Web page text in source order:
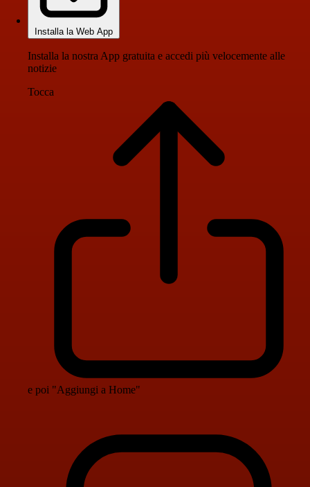
Installa la Web App
Installa la nostra App gratuita e accedi più velocemente alle
notizie
Tocca
e poi "Aggiungi a Home"